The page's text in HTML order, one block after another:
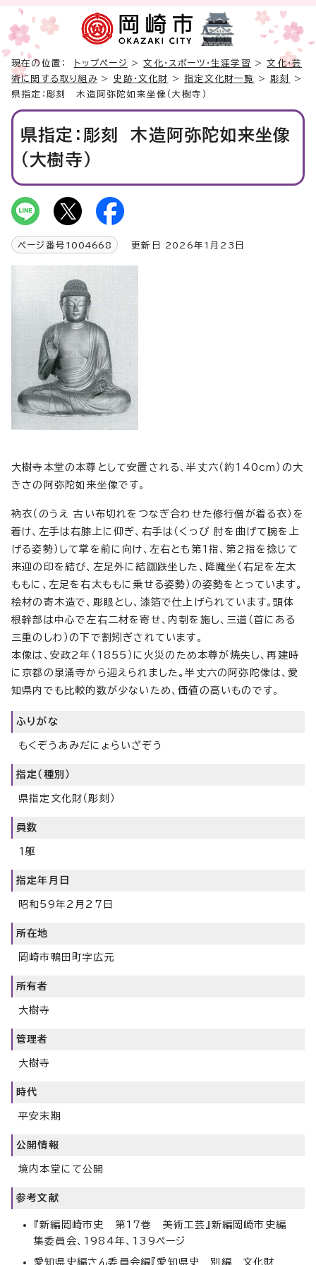
現在の位置： トップページ >文化・スポーツ・生涯学習 >文化・芸
術に関する取り組み> 史跡・文化財 >指定文化財一覧 >彫刻
>
県指定：彫刻 木造阿弥陀如来坐像（大樹寺）
県指定：彫刻 木造阿弥陀如来坐像
（大樹寺）
ページ番号 1004668 更新日 2026年1月23日
大樹寺本堂の本尊として安置される、半丈六（約140cm）の大
きさの阿弥陀如来坐像です。
衲衣（のうえ 古い布切れをつなぎ合わせた修行僧が着る衣）を
着け、左手は右膝上に仰ぎ、右手は（くっぴ 肘を曲げて腕を上
げる姿勢）して掌を前に向け、左右とも第1指、第2指を捻じて
来迎の印を結び、左足外に結跏趺坐した、降魔坐（右足を左太
ももに、左足を右太ももに乗せる姿勢）の姿勢をとっています。
桧材の寄木造で、彫眼とし、漆箔で仕上げられています。頭体
根幹部は中心で左右二材を寄せ、内刳を施し、三道（首にある
三重のしわ）の下で割矧ぎされています。
本像は、安政2年（1855）に火災のため本尊が焼失し、再建時
に京都の泉涌寺から迎えられました。半丈六の阿弥陀像は、愛
知県内でも比較的数が少ないため、価値の高いものです。
ふりがな
もくぞうあみだにょらいざぞう
指定（種別）
県指定文化財（彫刻）
員数
1躯
指定年月日
昭和59年2月27日
所在地
岡崎市鴨田町字広元
所有者
大樹寺
管理者
大樹寺
時代
平安末期
公開情報
境内本堂にて公開
参考文献
『新編岡崎市史 第17巻 美術工芸』新編岡崎市史編
集委員会、1984年、139ページ
愛知県史編さん委員会編『愛知県史 別編 文化財